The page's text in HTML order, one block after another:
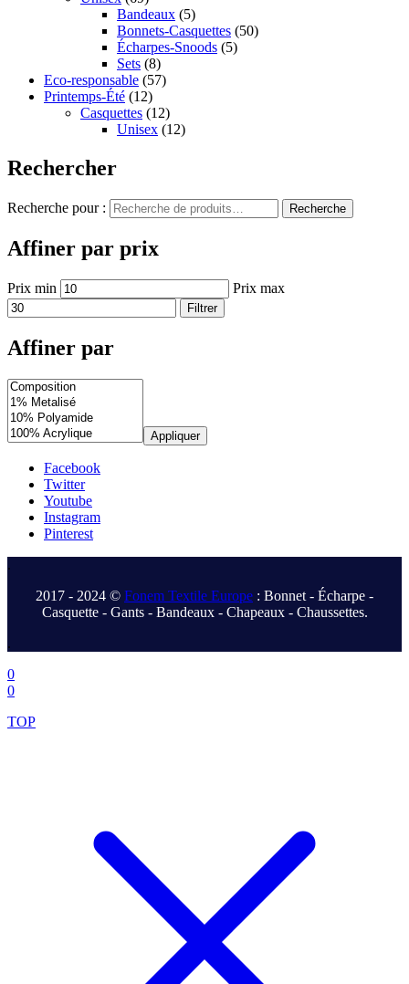
Bandeaux (5)
Bonnets-Casquettes (50)
Écharpes-Snoods (5)
Sets (8)
Eco-responsable (57)
Printemps-Été (12)
Casquettes (12)
Unisex (12)
Rechercher
Recherche pour : Recherche
Affiner par prix
Prix min Prix max
Filtrer
Affiner par
Appliquer
Facebook
Twitter
Youtube
Instagram
Pinterest
.
2017 - 2024 © Fonem Textile Europe : Bonnet - Écharpe -
Casquette - Gants - Bandeaux - Chapeaux - Chaussettes.
.
0
0
TOP